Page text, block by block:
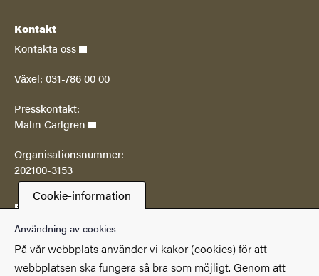
Cookie-information
Användning av cookies
På vår webbplats använder vi kakor (cookies) för att
webbplatsen ska fungera så bra som möjligt. Genom att
Kontakt
Kontakta oss
Växel: 031-786 00 00
Presskontakt:
Malin Carlgren
Organisationsnummer:
202100-3153
Postadress
Göteborgs universitetsbibliotek
Box 607
SE 405 30 Göteborg